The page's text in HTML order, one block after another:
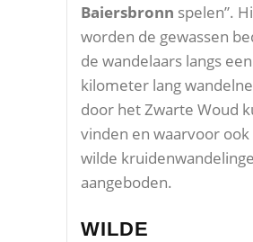
Baiersbronn spelen”.
worden de gewassen
de wandelaars langs
kilometer lang
door het Zwarte Woud
vinden en waarvoor ook
wilde
aangeboden.
WILDE